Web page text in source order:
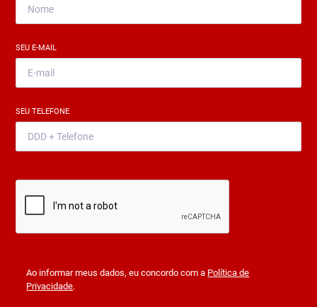
SEU E-MAIL
SEU TELEFONE
Ao informar meus dados, eu concordo com a Política de
Privacidade.